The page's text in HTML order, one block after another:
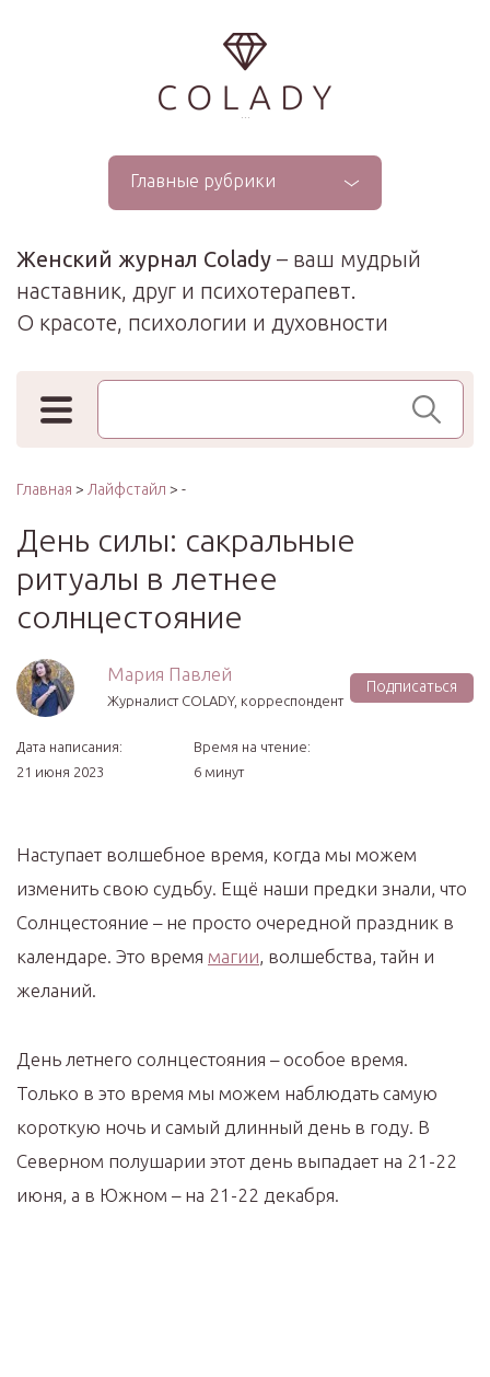
...
Главные рубрики
Женский журнал Colady – ваш мудрый
наставник, друг и психотерапевт.
О красоте, психологии и духовности
Поиск по сайту
Главная > Лайфстайл > -
День силы: сакральные
ритуалы в летнее
солнцестояние
Мария Павлей
Журналист COLADY, корреспондент
Подписаться
Дата написания:
21 июня 2023
Время на чтение:
6 минут
Наступает волшебное время, когда мы можем
изменить свою судьбу. Ещё наши предки знали, что
Солнцестояние – не просто очередной праздник в
календаре. Это время магии, волшебства, тайн и
желаний.
День летнего солнцестояния – особое время.
Только в это время мы можем наблюдать самую
короткую ночь и самый длинный день в году. В
Северном полушарии этот день выпадает на 21-22
июня, а в Южном – на 21-22 декабря.